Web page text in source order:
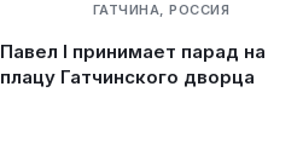
ГАТЧИНА, РОССИЯ
Павел I принимает парад на
плацу Гатчинского дворца